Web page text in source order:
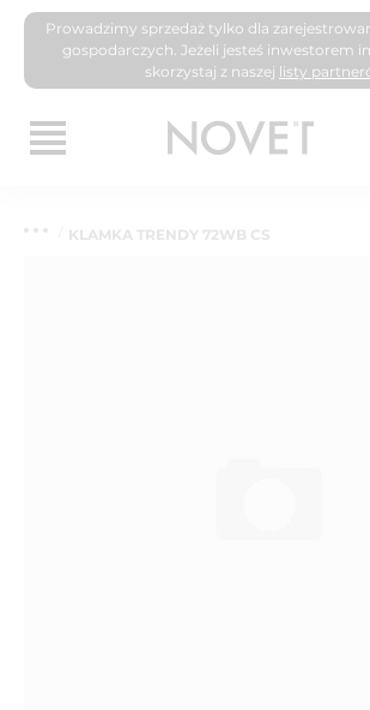
Prowadzimy sprzedaż tylko dla
gospodarczych. Jeżeli jesteś inwestorem
skorzystaj z naszej listy
KLAMKA TRENDY 72WB CS